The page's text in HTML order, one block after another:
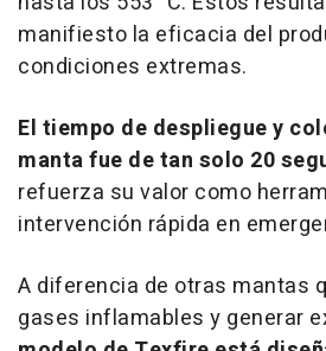
manifiesto la eficacia del
condiciones extremas.
El tiempo de despliegue y
manta fue de tan solo 20
refuerza su valor como
intervención rápida en
A diferencia de otras mantas
gases inflamables y generar